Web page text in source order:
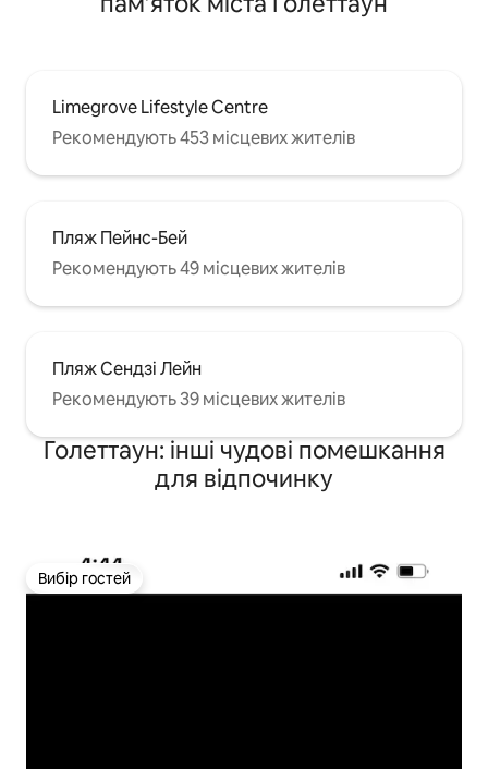
Limegrove Lifestyle Centre
Рекомендують 453 місцевих жителів
Пляж Пейнс-Бей
Рекомендують 49 місцевих жителів
Пляж Сендзі Лейн
Рекомендують 39 місцевих жителів
Голеттаун: інші чудові помешкання
для відпочинку
Вибір гостей
Вибір гостей